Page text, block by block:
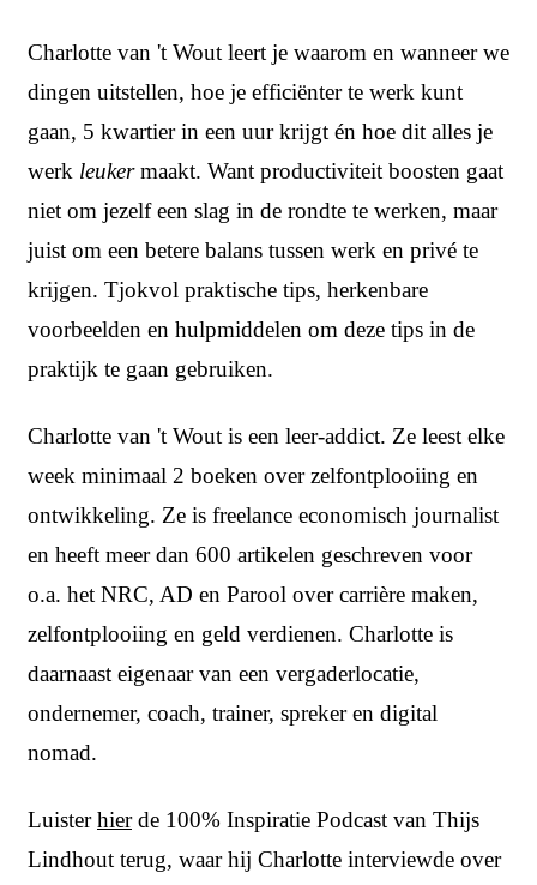
Charlotte van 't Wout leert je waarom en wanneer we
dingen uitstellen, hoe je efficiënter te werk kunt
gaan, 5 kwartier in een uur krijgt én hoe dit alles je
werk leukermaakt. Want productiviteit boosten gaat
niet om jezelf een slag in de rondte te werken, maar
juist om een betere balans tussen werk en privé te
krijgen. Tjokvol praktische tips, herkenbare
voorbeelden en hulpmiddelen om deze tips in de
praktijk te gaan gebruiken.
Charlotte van 't Wout is een leer-addict. Ze leest elke
week minimaal 2 boeken over zelfontplooiing en
ontwikkeling. Ze is freelance economisch journalist
en heeft meer dan 600 artikelen geschreven voor
o.a. het NRC, AD en Parool over carrière maken,
zelfontplooiing en geld verdienen. Charlotte is
daarnaast eigenaar van een vergaderlocatie,
ondernemer, coach, trainer, spreker en digital
nomad.
Luisterhierde 100% Inspiratie Podcast van Thijs
Lindhout terug, waar hij Charlotte interviewde over